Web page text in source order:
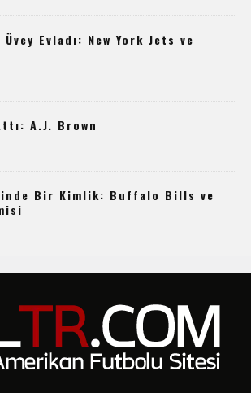
Üvey Evladı: New York Jets ve
A.J. Brown
Bir Kimlik: Buffalo Bills ve